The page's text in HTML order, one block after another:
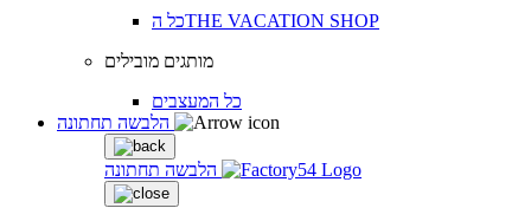
כל הTHE VACATION SHOP
מותגים מובילים
כל המעצבים
הלבשה תחתונה